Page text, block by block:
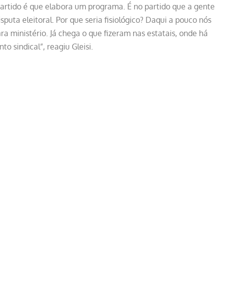
é que elabora um programa. É no partido que a gente
eleitoral. Por que seria fisiológico? Daqui a pouco nós
ministério. Já chega o que fizeram nas estatais, onde há
sindical”, reagiu Gleisi.